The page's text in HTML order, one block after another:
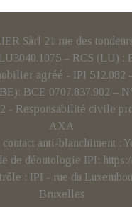
Sàrl 21 rue des
– RCS (LU) :
agréé - IPI 512.082
BCE 0707.837.902 –
- Responsabilité civile
AXA
contact anti-blanchiment :
de déontologie IPI:
: IPI - rue du
Bruxelles